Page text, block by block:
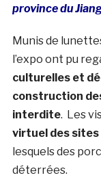
province du
Munis de
l’expo ont pu
culturelles et
construction
interdite. Les
virtuel des
lesquels des
déterrées.